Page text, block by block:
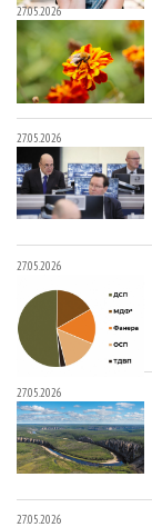
27.05.2026
27.05.2026
27.05.2026
27.05.2026
27.05.2026